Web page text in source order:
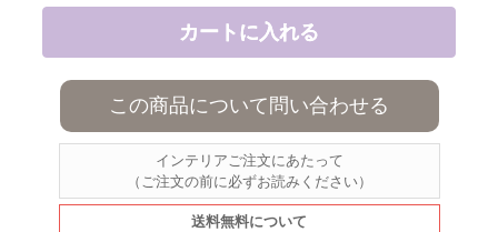
この商品について問い合わせる
インテリアご注文にあたって
（ご注文の前に必ずお読みください）
送料無料について